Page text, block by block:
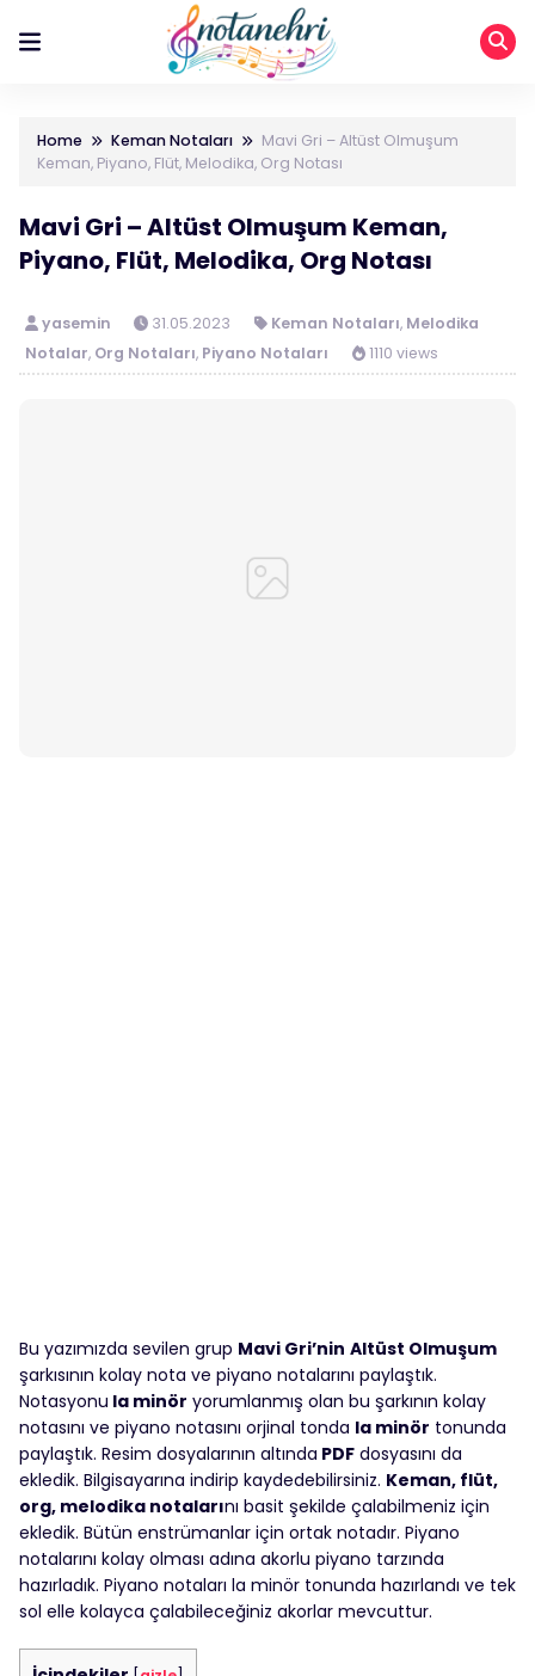
Home Keman Notaları
Mavi Gri – Altüst Olmuşum
Keman, Piyano, Flüt, Melodika, Org Notası
Mavi Gri – Altüst Olmuşum Keman,
Piyano, Flüt, Melodika, Org Notası
yasemin 31.05.2023 Keman Notaları, Melodika
Notalar, Org Notaları, Piyano Notaları 1110 views
Bu yazımızda sevilen grup Mavi Gri’nin Altüst Olmuşum
şarkısının kolay nota ve piyano notalarını paylaştık.
Notasyonu la minör yorumlanmış olan bu şarkının kolay
notasını ve piyano notasını orjinal tonda la minör tonunda
paylaştık. Resim dosyalarının altında PDF dosyasını da
ekledik. Bilgisayarına indirip kaydedebilirsiniz. Keman, flüt,
org, melodika notalarını basit şekilde çalabilmeniz için
ekledik. Bütün enstrümanlar için ortak notadır. Piyano
notalarını kolay olması adına akorlu piyano tarzında
hazırladık. Piyano notaları la minör tonunda hazırlandı ve tek
sol elle kolayca çalabileceğiniz akorlar mevcuttur.